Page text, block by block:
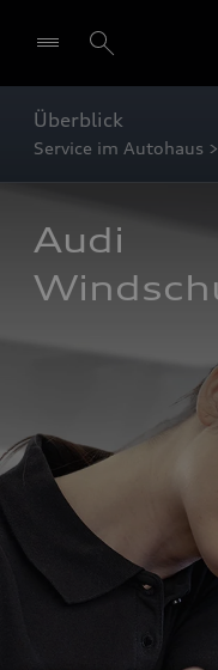
Überblick
Service im Autohaus
Audi